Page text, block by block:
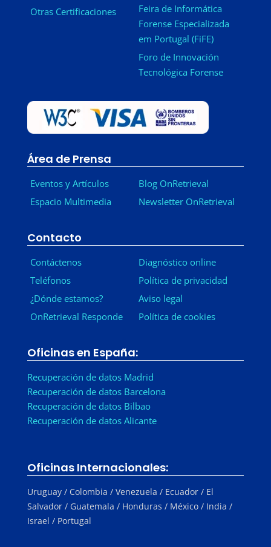
Otras Certificaciones
Feira de Informática
Forense Especializada
em Portugal (FiFE)
Foro de Innovación
Tecnológica Forense
Área de Prensa
Eventos y Artículos
Espacio Multimedia
Blog OnRetrieval
Newsletter OnRetrieval
Contacto
Contáctenos
Teléfonos
¿Dónde estamos?
OnRetrieval Responde
Diagnóstico online
Política de privacidad
Aviso legal
Política de cookies
Oficinas en España:
Recuperación de datos Madrid
Recuperación de datos Barcelona
Recuperación de datos Bilbao
Recuperación de datos Alicante
Oficinas Internacionales:
Uruguay / Colombia / Venezuela / Ecuador / El
Salvador / Guatemala / Honduras / México / India /
Israel / Portugal